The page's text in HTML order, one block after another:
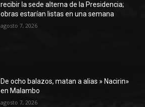
recibir la sede alterna de la Presidencia;
obras estarían listas en una semana
agosto 7, 2026
De ocho balazos, matan a alias » Nacirin»
en Malambo
agosto 7, 2026